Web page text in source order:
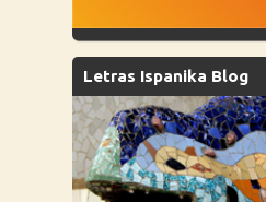
Letras Ispanika Blog